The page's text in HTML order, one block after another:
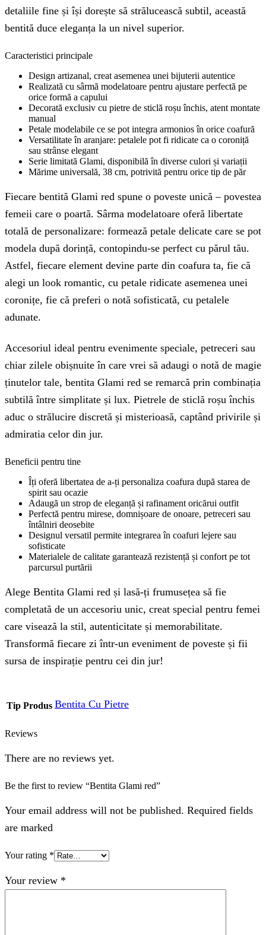
detaliile fine și își dorește să strălucească subtil, această
bentită duce eleganța la un nivel superior.
Caracteristici principale
Design artizanal, creat asemenea unei bijuterii autentice
Realizată cu sârmă modelatoare pentru ajustare perfectă pe
orice formă a capului
Decorată exclusiv cu pietre de sticlă roșu închis, atent montate
manual
Petale modelabile ce se pot integra armonios în orice coafură
Versatilitate în aranjare: petalele pot fi ridicate ca o coroniță
sau strânse elegant
Serie limitată Glami, disponibilă în diverse culori și variații
Mărime universală, 38 cm, potrivită pentru orice tip de păr
Fiecare bentită Glami red spune o poveste unică – povestea
femeii care o poartă. Sârma modelatoare oferă libertate
totală de personalizare: formează petale delicate care se pot
modela după dorință, contopindu-se perfect cu părul tău.
Astfel, fiecare element devine parte din coafura ta, fie că
alegi un look romantic, cu petale ridicate asemenea unei
coronițe, fie că preferi o notă sofisticată, cu petalele
adunate.
Accesoriul ideal pentru evenimente speciale, petreceri sau
chiar zilele obișnuite în care vrei să adaugi o notă de magie
ținutelor tale, bentita Glami red se remarcă prin combinația
subtilă între simplitate și lux. Pietrele de sticlă roșu închis
aduc o strălucire discretă și misterioasă, captând privirile și
admiratia celor din jur.
Beneficii pentru tine
Îți oferă libertatea de a-ți personaliza coafura după starea de
spirit sau ocazie
Adaugă un strop de eleganță și rafinament oricărui outfit
Perfectă pentru mirese, domnișoare de onoare, petreceri sau
întâlniri deosebite
Designul versatil permite integrarea în coafuri lejere sau
sofisticate
Materialele de calitate garantează rezistență și confort pe tot
parcursul purtării
Alege Bentita Glami red și lasă-ți frumusețea să fie
completată de un accesoriu unic, creat special pentru femei
care visează la stil, autenticitate și memorabilitate.
Transformă fiecare zi într-un eveniment de poveste și fii
sursa de inspirație pentru cei din jur!
Tip Produs Bentita Cu Pietre
Reviews
There are no reviews yet.
Be the first to review “Bentita Glami red”
Your email address will not be published. Required fields
are marked
Your rating *
Your review *